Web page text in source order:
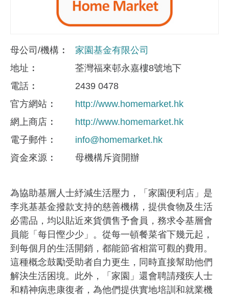
母公司/機構
家園基金有限公司
地址
荃灣福來邨永嘉樓8號地下
電話
2439 0478
官方網站
http://www.homemarket.hk
網上商店
http://www.homemarket.hk
電子郵件
info@homemarket.hk
資金來​源
母機構斥資開辦
為協助基層人士紓減生活壓力，「家園便利店」是
李兆基基金撥款支持的慈善機構，提供食物及生活
必需品，均以貼近來貨價售予會員，務求令基層會
員能「每日慳少少」。從每一頓餐菜省下幾元起，
到每個月的生活開銷，都能節省相當可觀的費用。
這種概念鼓勵受助者自力更生，同時直接幫助他們
解決生活困境。此外，「家園」還會聘請殘疾人士
和精神病患康復者，為他們提供實地培訓和就業機